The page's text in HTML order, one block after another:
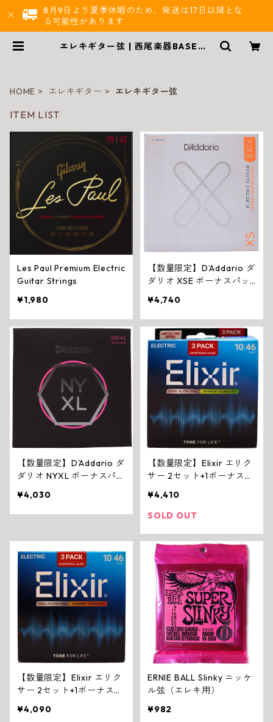
8月9日より夏季休暇のため、発送は17日以降とな
る可能性があります
エレキギター弦 | 西尾楽器BASE店 |
HOME エレキギター エレキギター弦
ITEM LIST
Les Paul Premium Electric
Guitar Strings
¥1,980
【数量限定】D’Addario ダ
ダリオ XSE ボーナスパッ
¥4,740
【数量限定】D'Addario ダ
ダリオ NYXL ボーナスパッ
¥4,030
【数量限定】Elixir エリク
サー 2セット+1ボーナスセ
ター弦
¥4,410
SOLD OUT
【数量限定】Elixir エリク
サー 2セット+1ボーナスセ
ター弦
¥4,090
ERNIE BALL Slinky ニッケ
ル弦（エレキ用）
¥982